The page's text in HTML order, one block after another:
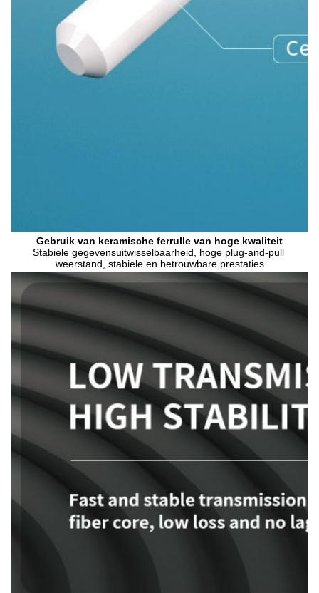
Gebruik van keramische ferrulle van hoge kwaliteit
Stabiele gegevensuitwisselbaarheid, hoge plug-and-pull
weerstand, stabiele en betrouwbare prestaties